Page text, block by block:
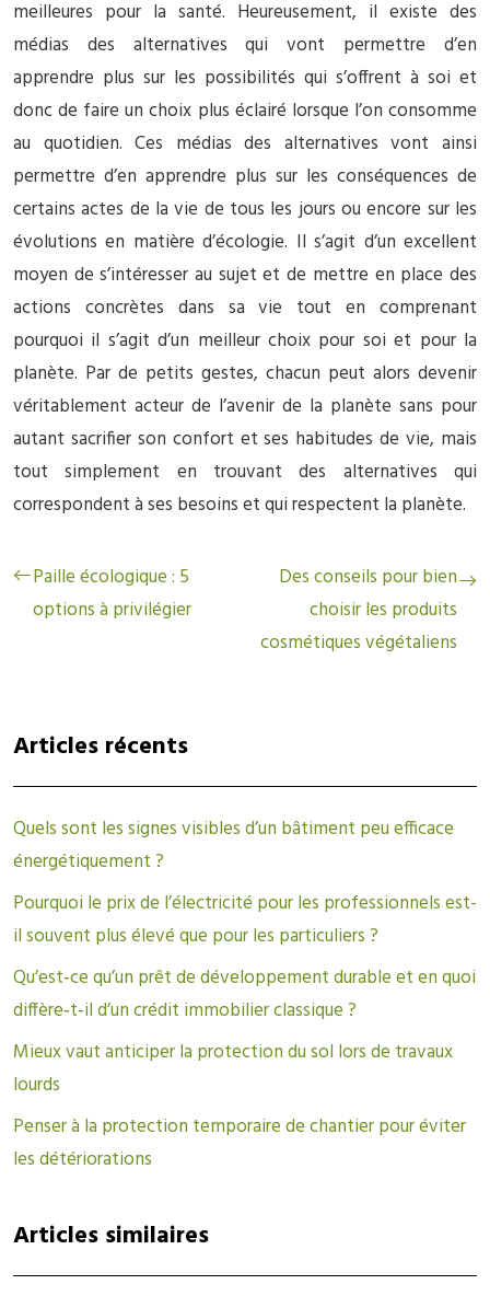
meilleures pour la santé. Heureusement, il existe des
médias des alternatives qui vont permettre d’en
apprendre plus sur les possibilités qui s’offrent à soi et
donc de faire un choix plus éclairé lorsque l’on consomme
au quotidien. Ces médias des alternatives vont ainsi
permettre d’en apprendre plus sur les conséquences de
certains actes de la vie de tous les jours ou encore sur les
évolutions en matière d’écologie. Il s’agit d’un excellent
moyen de s’intéresser au sujet et de mettre en place des
actions concrètes dans sa vie tout en comprenant
pourquoi il s’agit d’un meilleur choix pour soi et pour la
planète. Par de petits gestes, chacun peut alors devenir
véritablement acteur de l’avenir de la planète sans pour
autant sacrifier son confort et ses habitudes de vie, mais
tout simplement en trouvant des alternatives qui
correspondent à ses besoins et qui respectent la planète.
Paille écologique : 5
options à privilégier
Des conseils pour bien
choisir les produits
cosmétiques végétaliens
Articles récents
Quels sont les signes visibles d’un bâtiment peu efficace
énergétiquement ?
Pourquoi le prix de l’électricité pour les professionnels est-
il souvent plus élevé que pour les particuliers ?
Qu’est‑ce qu’un prêt de développement durable et en quoi
diffère‑t‑il d’un crédit immobilier classique ?
Mieux vaut anticiper la protection du sol lors de travaux
lourds
Penser à la protection temporaire de chantier pour éviter
les détériorations
Articles similaires